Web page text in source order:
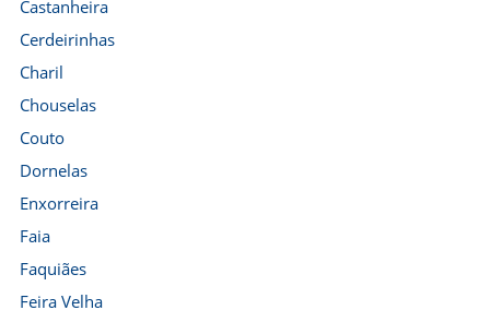
Castanheira
Cerdeirinhas
Charil
Chouselas
Couto
Dornelas
Enxorreira
Faia
Faquiães
Feira Velha